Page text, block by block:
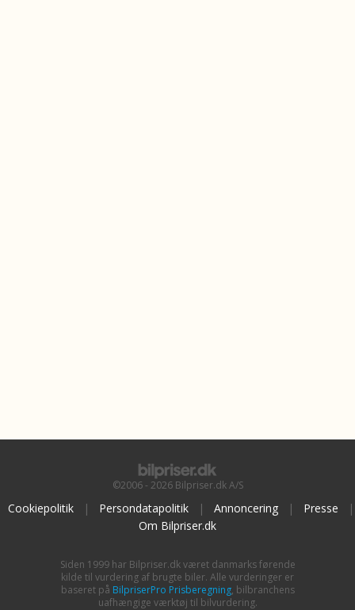
©2006 - 2026 Bilpriser.dk A/S
Cookiepolitik | Persondatapolitik | Annoncering | Presse
|
Om Bilpriser.dk
Siden 1999 har Bilpriser.dk været danmarks førende
kilde til vurdering af brugte biler. Alle vurderinger er
baseret på BilpriserPro Prisberegning, bilbranchens
uafhængige værktøj til bilvurdering.